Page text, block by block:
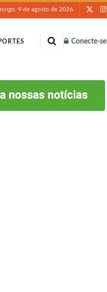
9 de agosto de 2026
Conecte-se